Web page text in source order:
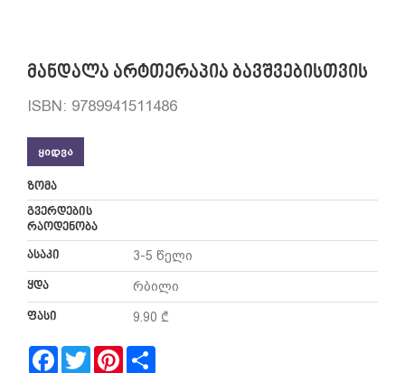
მანდალა არტთერაპია ბავშვებისთვის
ISBN: 9789941511486
ᲧᲘᲓᲕᲐ
ზომა
გვერდების
რაოდენობა
ასაკი
3-5 წელი
ყდა რბილი
ფასი 9.90 ₾
Facebook
TwitterPinterest